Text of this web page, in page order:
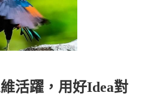
活躍，用好Idea對